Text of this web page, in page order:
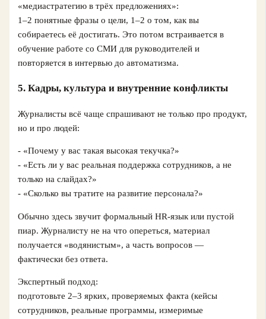
«медиастратегию в трёх предложениях»:
1–2 понятные фразы о цели, 1–2 о том, как вы
собираетесь её достигать. Это потом встраивается в
обучение работе со СМИ для руководителей и
повторяется в интервью до автоматизма.
5. Кадры, культура и внутренние конфликты
Журналисты всё чаще спрашивают не только про продукт,
но и про людей:
- «Почему у вас такая высокая текучка?»
- «Есть ли у вас реальная поддержка сотрудников, а не
только на слайдах?»
- «Сколько вы тратите на развитие персонала?»
Обычно здесь звучит формальный HR-язык или пустой
пиар. Журналисту не на что опереться, материал
получается «водянистым», а часть вопросов —
фактически без ответа.
Экспертный подход:
подготовьте 2–3 ярких, проверяемых факта (кейсы
сотрудников, реальные программы, измеримые